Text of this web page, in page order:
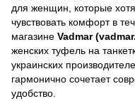
для женщин, которые
чувствовать комфорт в
магазине Vadmar
женских туфель на
украинских
гармонично сочетает
удобство.